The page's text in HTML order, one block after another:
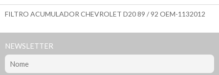
FILTRO ACUMULADOR CHEVROLET D20 89 / 92 OEM-1132012
NEWSLETTER